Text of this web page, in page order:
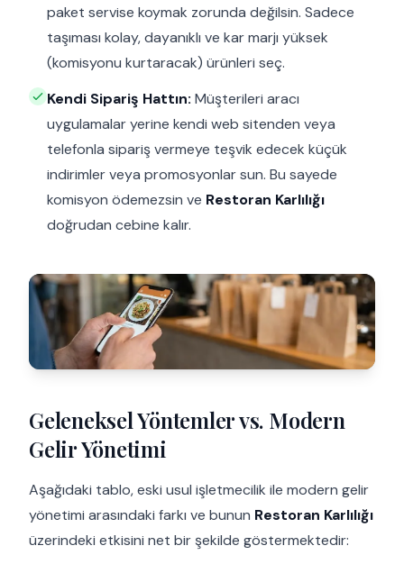
paket servise koymak zorunda değilsin. Sadece
taşıması kolay, dayanıklı ve kar marjı yüksek
(komisyonu kurtaracak) ürünleri seç.
Kendi Sipariş Hattın: Müşterileri aracı
uygulamalar yerine kendi web sitenden veya
telefonla sipariş vermeye teşvik edecek küçük
indirimler veya promosyonlar sun. Bu sayede
komisyon ödemezsin ve Restoran Karlılığı
doğrudan cebine kalır.
Geleneksel Yöntemler vs. Modern
Gelir Yönetimi
Aşağıdaki tablo, eski usul işletmecilik ile modern gelir
yönetimi arasındaki farkı ve bunun Restoran Karlılığı
üzerindeki etkisini net bir şekilde göstermektedir: